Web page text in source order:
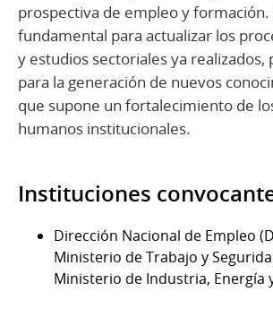
prospectiva de empleo y formación.
fundamental para actualizar los
y estudios sectoriales ya realizados,
para la generación de nuevos
que supone un fortalecimiento de
humanos institucionales.
Instituciones
Dirección Nacional de Empleo
Ministerio de Trabajo y
Ministerio de Industria, Energía